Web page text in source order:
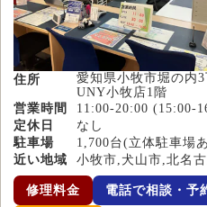
住所
愛知県小牧市堀の内
UNY小牧店1階
営業時間
11:00-20:00 (15:00-
定休日
なし
駐車場
1,700台(立体駐車場
近い地域
小牧市,犬山市,北名
修理料金 電話で相談・予